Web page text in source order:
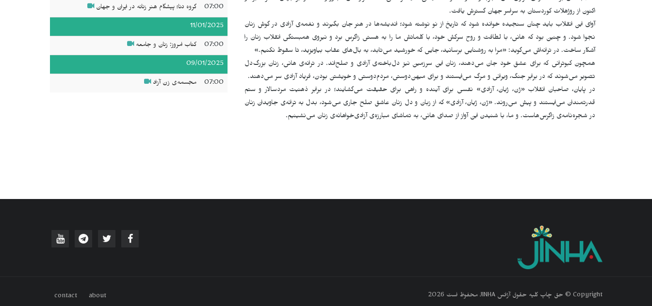
اکنون از روژهلات کوردستان به سراسر جهان گسترش یافت.
آوای این انقلاب باید چنان سنجیده خوانده شود که تاریخ از نو نوشته شود؛ اندیشه‌ها در هنر جان بگیرند و نغمه‌ی آزادی در گوش زنان
نجوا شود. و چنین بود که هانی، با لطافت و روح سرکش خود، با کلماتش ما را به هستی زاگرس برد و نیروی همبستگی انقلاب زنان را
آشکار ساخت. در ترانه‌اش می‌گوید: «مرا به روشنایی برسانید، جایی که خورشید می‌تابد، به بال‌های عقاب بیاویزید، تا سقوط نکنیم.»
همچون کبوترانی که برای عشق خود جان می‌دهند، زنان این سرزمین نیز دل‌باخته‌ی آزادی و صلح‌اند. در ترانه‌ی هانی، زنان بزرگ‌دل
تصویر می‌شوند که در برابر جنگ، ویرانی و مرگ می‌ایستند و برای میهن‌دوستی، مردم‌دوستی و خویشتن بودن، فریاد آزادی سر می‌دهند.
در پایان، صاحبان انقلاب «ژن، ژیان، آزادی» نفسی برای آینده و راهی برای حقیقت می‌گشایند؛ در برابر ذهنیت مردسالار و ستم
قدرتمندان می‌ایستند و پیش می‌روند. «ژن، ژیان، آزادی» که از زبان و دل زنان عاشق صلح جاری می‌شود، بدل به ترانه‌ی جاویدان زنان
در شجره‌نامه‌ی زاگرس‌هاست. و ما، با شنیدن این آواز از صدای هانی، به تماشای مبارزه‌ی آزادی‌خواهانه‌ی زنان می‌نشینیم.
07:00 گروه دنا؛ پیشگام هنر زنانه در ایران و جهان
11/01/2025
07:00 کتاب امروز: زنان و جامعه
09/01/2025
07:00 مجسمه‌ی زن آزاد
‫Copyright © حق چاپ کلیه حقوق آژانس JINHA محفوظ است 2026 about
contact